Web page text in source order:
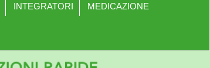
INTEGRATORI MEDICAZIONE